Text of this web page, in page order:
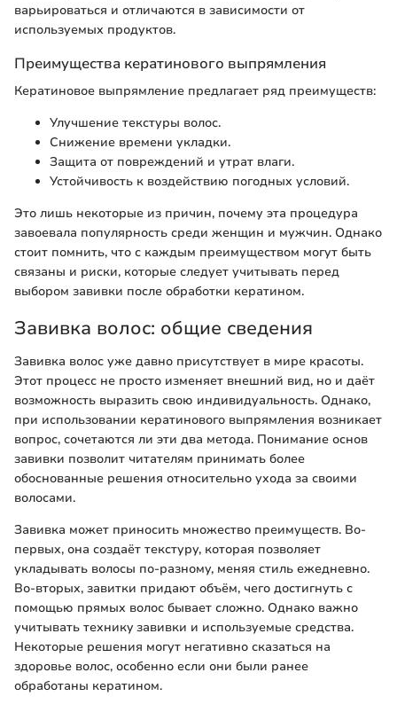
варьироваться и отличаются в зависимости от
используемых продуктов.
Преимущества кератинового выпрямления
Кератиновое выпрямление предлагает ряд преимуществ:
Улучшение текстуры волос.
Снижение времени укладки.
Защита от повреждений и утрат влаги.
Устойчивость к воздействию погодных условий.
Это лишь некоторые из причин, почему эта процедура
завоевала популярность среди женщин и мужчин. Однако
стоит помнить, что с каждым преимуществом могут быть
связаны и риски, которые следует учитывать перед
выбором завивки после обработки кератином.
Завивка волос: общие сведения
Завивка волос уже давно присутствует в мире красоты.
Этот процесс не просто изменяет внешний вид, но и даёт
возможность выразить свою индивидуальность. Однако,
при использовании кератинового выпрямления возникает
вопрос, сочетаются ли эти два метода. Понимание основ
завивки позволит читателям принимать более
обоснованные решения относительно ухода за своими
волосами.
Завивка может приносить множество преимуществ. Во-
первых, она создаёт текстуру, которая позволяет
укладывать волосы по-разному, меняя стиль ежедневно.
Во-вторых, завитки придают объём, чего достигнуть с
помощью прямых волос бывает сложно. Однако важно
учитывать техникy завивки и используемые средства.
Некоторые решения могут негативно сказаться на
здоровье волос, особенно если они были ранее
обработаны кератином.